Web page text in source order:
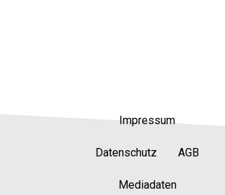
Impressum
Datenschutz AGB
Mediadaten